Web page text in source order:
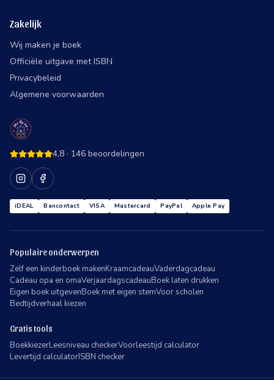
Zakelijk
Wij maken je boek
Officiële uitgave met ISBN
Privacybeleid
Algemene voorwaarden
4,8 · 146 beoordelingen
iDEAL Bancontact VISA Mastercard PayPal Apple Pay
Populaire onderwerpen
Zelf een kinderboek makenKraamcadeauVaderdagcadeau
Cadeau opa en omaVerjaardagscadeauBoek laten drukken
Eigen boek uitgevenBoek met eigen stemVoor scholen
Bedtijdverhaal kiezen
Gratis tools
BoekkiezerLeesniveau checkerVoorleestijd calculator
Levertijd calculatorISBN checker